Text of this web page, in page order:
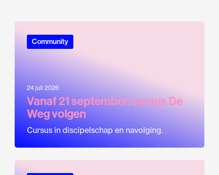
Community
24 juli 2026
Vanaf 21 september: cursus De
Weg volgen
Cursus in discipelschap en navolging.